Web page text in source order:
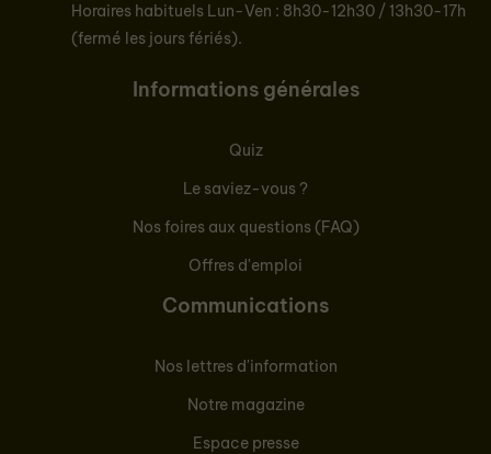
Horaires habituels Lun-Ven : 8h30-12h30 / 13h30-17h
(fermé les jours fériés).
Informations générales
Quiz
Le saviez-vous ?
Nos foires aux questions (FAQ)
Offres d'emploi
Communications
Nos lettres d'information
Notre magazine
Espace presse